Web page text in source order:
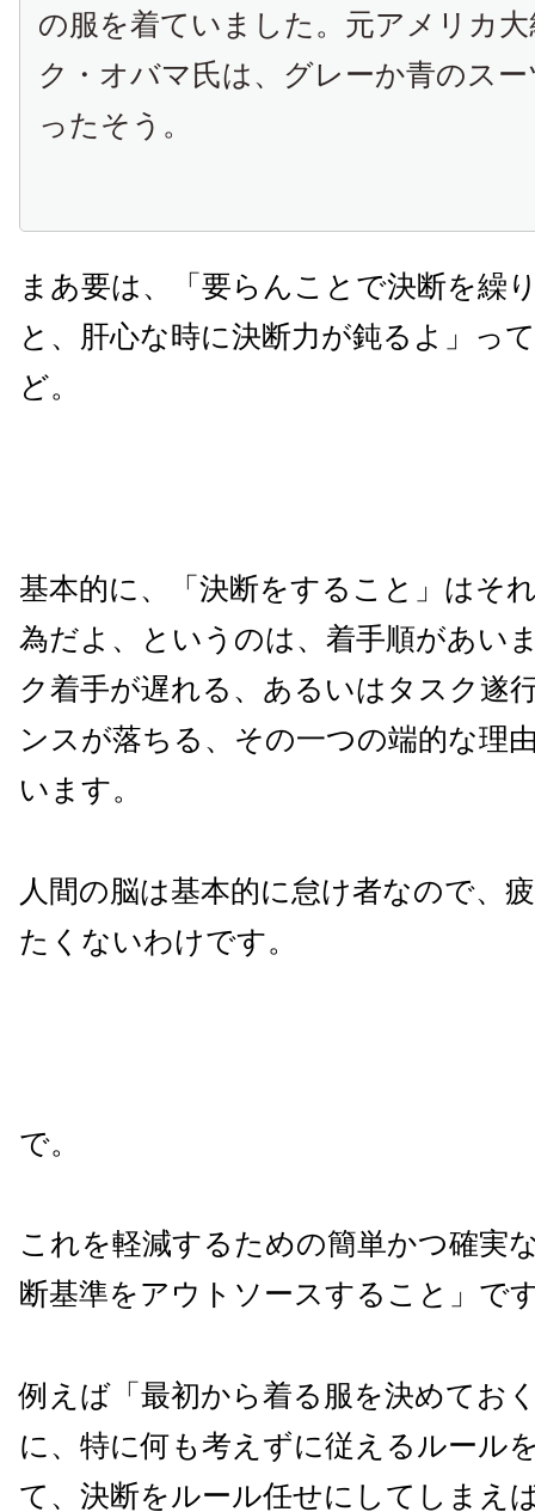
の服を着ていました。元アメリカ
ク・オバマ氏は、グレーか青のス
ったそう。
まあ要は、「要らんことで決断を繰
と、肝心な時に決断力が鈍るよ」っ
ど。
基本的に、「決断をすること」はそ
為だよ、というのは、着手順があい
ク着手が遅れる、あるいはタスク遂
ンスが落ちる、その一つの端的な理
います。
人間の脳は基本的に怠け者なので、
たくないわけです。
で。
これを軽減するための簡単かつ確実
断基準をアウトソースすること」で
例えば「最初から着る服を決めてお
に、特に何も考えずに従えるルール
て、決断をルール任せにしてしまえ